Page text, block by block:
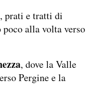
prati e tratti di
alla volta verso
, dove la Valle
Pergine e la